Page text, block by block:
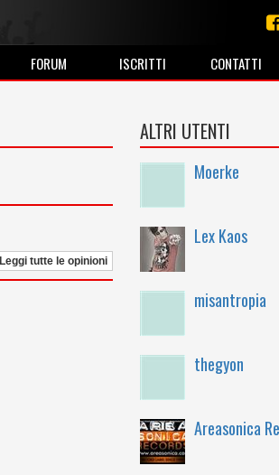
FORUM ISCRITTI CONTATTI
Leggi tutte le opinioni
ALTRI UTENTI
Moerke
Lex Kaos
misantropia
thegyon
Areasonica